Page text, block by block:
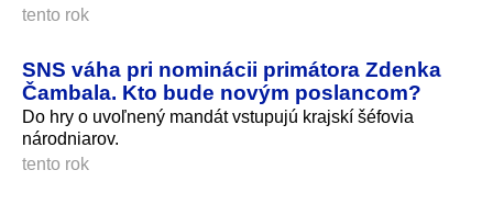
tento rok
SNS váha pri nominácii primátora Zdenka
Čambala. Kto bude novým poslancom?
Do hry o uvoľnený mandát vstupujú krajskí šéfovia
národniarov.
tento rok